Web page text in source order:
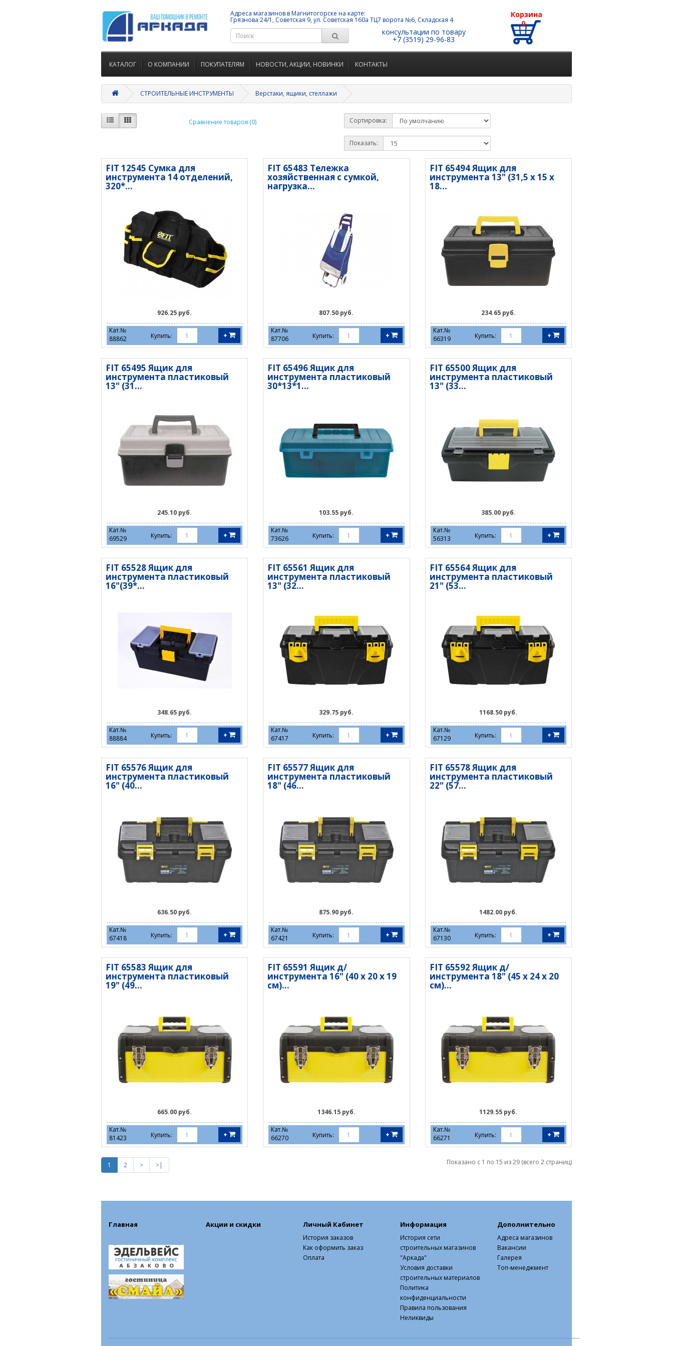
Адреса магазинов в Магнитогорске на карте:
Грязнова 24/1, Советская 9, ул. Советская 160а ТЦ7 ворота №6, Складская 4
консультации по товару
+7 (3519) 29-96-83
Корзина
0
КАТАЛОГ О КОМПАНИИ ПОКУПАТЕЛЯМ НОВОСТИ, АКЦИИ, НОВИНКИ КОНТАКТЫ
СТРОИТЕЛЬНЫЕ ИНСТРУМЕНТЫ Верстаки, ящики, стеллажи
Сравнение товаров (0) Сортировка:
Показать:
FIT 12545 Сумка для
инструмента 14 отделений,
320*...
926.25 руб.
Кат.№
88862
Купить: +
FIT 65483 Тележка
хозяйственная с сумкой,
нагрузка...
807.50 руб.
Кат.№
87706
Купить: +
FIT 65494 Ящик для
инструмента 13" (31,5 х 15 х
18...
234.65 руб.
Кат.№
66319
Купить: +
FIT 65495 Ящик для
инструмента пластиковый
13" (31...
245.10 руб.
Кат.№
69529
Купить: +
FIT 65496 Ящик для
инструмента пластиковый
30*13*1...
103.55 руб.
Кат.№
73626
Купить: +
FIT 65500 Ящик для
инструмента пластиковый
13" (33...
385.00 руб.
Кат.№
56313
Купить: +
FIT 65528 Ящик для
инструмента пластиковый
16"(39*...
348.65 руб.
Кат.№
88884
Купить: +
FIT 65561 Ящик для
инструмента пластиковый
13" (32...
329.75 руб.
Кат.№
67417
Купить: +
FIT 65564 Ящик для
инструмента пластиковый
21" (53...
1168.50 руб.
Кат.№
67129
Купить: +
FIT 65576 Ящик для
инструмента пластиковый
16" (40...
636.50 руб.
Кат.№
67418
Купить: +
FIT 65577 Ящик для
инструмента пластиковый
18" (46...
875.90 руб.
Кат.№
67421
Купить: +
FIT 65578 Ящик для
инструмента пластиковый
22" (57...
1482.00 руб.
Кат.№
67130
Купить: +
FIT 65583 Ящик для
инструмента пластиковый
19" (49...
665.00 руб.
Кат.№
81423
Купить: +
FIT 65591 Ящик д/
инструмента 16" (40 х 20 х 19
см)...
1346.15 руб.
Кат.№
66270
Купить: +
FIT 65592 Ящик д/
инструмента 18" (45 х 24 х 20
см)...
1129.55 руб.
Кат.№
66271
Купить: +
1 2 > >| Показано с 1 по 15 из 29 (всего 2 страниц)
Главная Акции и скидки Личный Кабинет
История заказов
Как оформить заказ
Оплата
Информация
История сети
строительных магазинов
"Аркада"
Условия доставки
строительных материалов
Политика
конфиденциальности
Правила пользования
Неликвиды
Дополнительно
Адреса магазинов
Вакансии
Галерея
Топ-менеджмент